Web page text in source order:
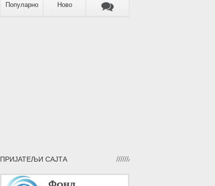
Популарно Ново
ПРИЈАТЕЉИ САЈТА